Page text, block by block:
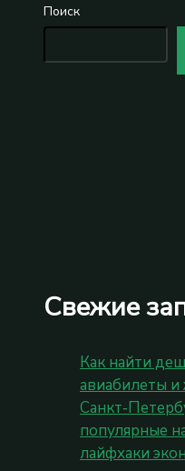
Поиск
Свежие
Как найти
авиабилеты
популярные
лайфхаки